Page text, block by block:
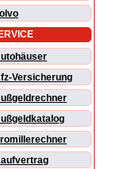
Versicherung